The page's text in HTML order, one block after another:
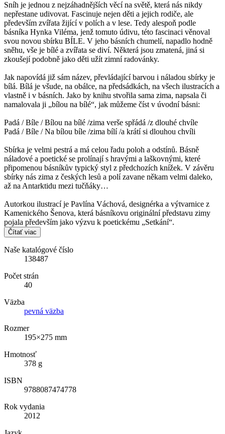
Sníh je jednou z nejzáhadnějších věcí na světě, která nás nikdy
nepřestane udivovat. Fascinuje nejen děti a jejich rodiče, ale
především zvířata žijící v polích a v lese. Tedy alespoň podle
básníka Hynka Viléma, jenž tomuto údivu, této fascinaci věnoval
svou novou sbírku BÍLE. V jeho básních chumelí, napadlo hodně
sněhu, vše je bílé a zvířata se diví. Některá jsou zmatená, jiná si
zkoušejí podobně jako děti užít zimní radovánky.
Jak napovídá již sám název, převládající barvou i náladou sbírky je
bílá. Bílá je všude, na obálce, na předsádkách, na všech ilustracích a
vlastně i v básních. Jako by knihu stvořila sama zima, napsala či
namalovala ji „bílou na bílé“, jak můžeme číst v úvodní básni:
Padá / Bíle / Bílou na bílé /zima verše spřádá /z dlouhé chvíle
Padá / Bíle / Na bílou bíle /zima bílí /a krátí si dlouhou chvíli
Sbírka je velmi pestrá a má celou řadu poloh a odstínů. Básně
náladové a poetické se prolínají s hravými a laškovnými, které
připomenou básníkův typický styl z předchozích knížek. V závěru
sbírky nás zima z českých lesů a polí zavane někam velmi daleko,
až na Antarktidu mezi tučňáky…
Autorkou ilustrací je Pavlína Váchová, designérka a výtvarnice z
Kamenického Šenova, která básníkovu originální představu zimy
pojala především jako výzvu k poetickému „Setkání“.
Čítať viac
Naše katalógové číslo
138487
Počet strán
40
Väzba
pevná väzba
Rozmer
195×275 mm
Hmotnosť
378 g
ISBN
9788087474778
Rok vydania
2012